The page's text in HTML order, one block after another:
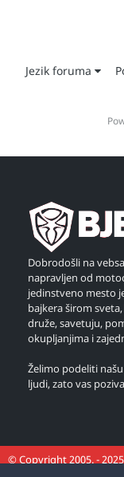
Jezik foruma
Dobrodošli na
napravljen od
jedinstveno mesto
bajkera širom
druže, savetuju,
okupljanjima i
Želimo podeliti
ljudi, zato vas
© Copyright 2005. -